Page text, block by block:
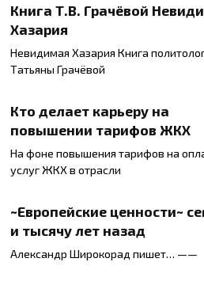
Книга Т.В. Грачёвой
Хазария
Невидимая Хазария Книга
Татьяны Грачёвой
Кто делает карьеру на
повышении тарифов ЖКХ
На фоне повышения тарифов на
услуг ЖКХ в отрасли
~Европейские ценности~
и тысячу лет назад
Александр Широкорад пишет… ——